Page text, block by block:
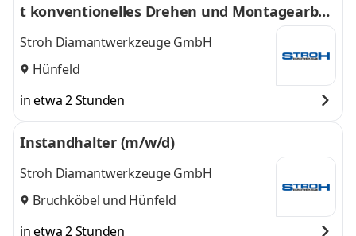
t konventionelles Drehen und Montagearbei
ten
Stroh Diamantwerkzeuge GmbH
Hünfeld
in etwa 2 Stunden
Instandhalter (m/w/d)
Stroh Diamantwerkzeuge GmbH
Bruchköbel und Hünfeld
in etwa 2 Stunden